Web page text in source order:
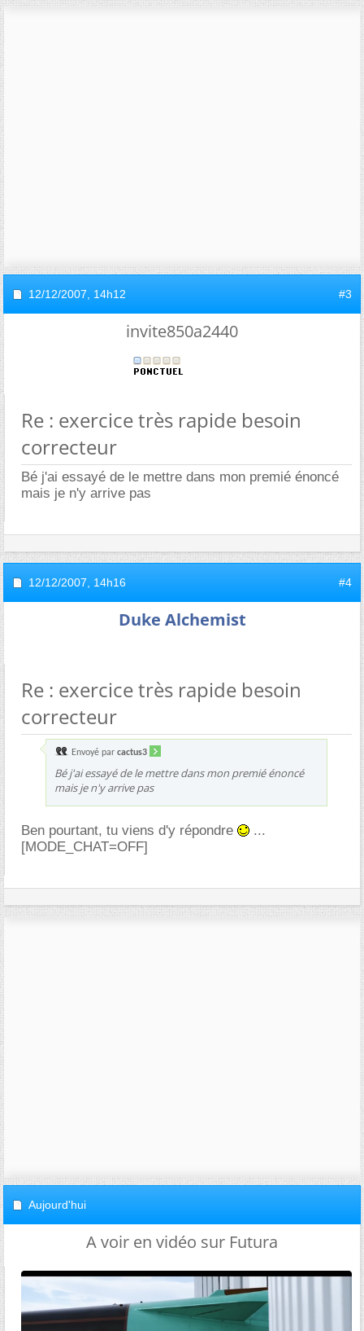
12/12/2007, 14h12 #3
invite850a2440
Re : exercice très rapide besoin
correcteur
Bé j'ai essayé de le mettre dans mon premié énoncé
mais je n'y arrive pas
12/12/2007, 14h16 #4
Duke Alchemist
Re : exercice très rapide besoin
correcteur
Envoyé par cactus3
Bé j'ai essayé de le mettre dans mon premié énoncé
mais je n'y arrive pas
Ben pourtant, tu viens d'y répondre
...
[MODE_CHAT=OFF]
Aujourd'hui
A voir en vidéo sur Futura